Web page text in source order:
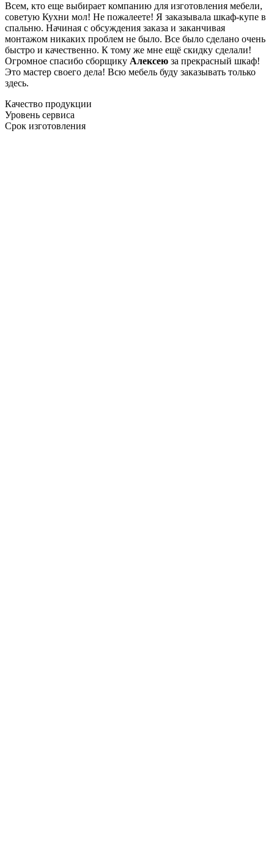
Всем, кто еще выбирает компанию для изготовления мебели,
советую Кухни мол! Не пожалеете! Я заказывала шкаф-купе в
спальню. Начиная с обсуждения заказа и заканчивая
монтажом никаких проблем не было. Все было сделано очень
быстро и качественно. К тому же мне ещё скидку сделали!
Огромное спасибо сборщику Алексею за прекрасный шкаф!
Это мастер своего дела! Всю мебель буду заказывать только
здесь.
Качество продукции
Уровень сервиса
Срок изготовления